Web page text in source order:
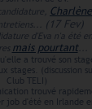
Charlène
(17 Fev)
d'Eva n'a été
mais pourtant...
a trouvé son
stages. (discussion
Club TELI)
trouvé
job d'été en Irlande